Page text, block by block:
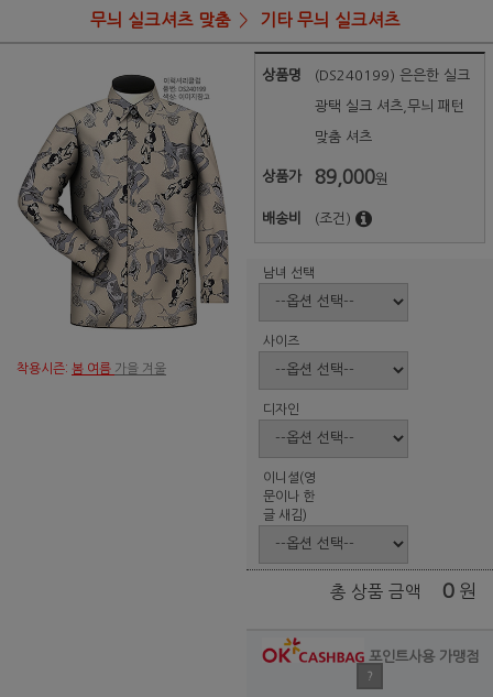
무늬 실크셔츠 맞춤 기타 무늬 실크셔츠
착용시즌: 봄 여름 가을 겨울
상품명 (DS240199) 은은한 실크
광택 실크 셔츠,무늬 패턴
맞춤 셔츠
상품가 89,000원
배송비 (조건)
남녀 선택
사이즈
디자인
이니셜(영
문이나 한
글 새김)
총 상품 금액 0 원
포인트사용 가맹점
?